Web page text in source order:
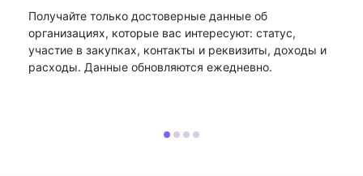
Получайте только достоверные данные об
организациях, которые вас интересуют: статус,
участие в закупках, контакты и реквизиты, доходы и
расходы. Данные обновляются ежедневно.